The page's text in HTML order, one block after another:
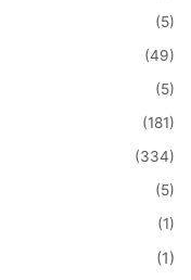
(5)
(49)
(5)
(181)
(334)
(5)
(1)
(1)